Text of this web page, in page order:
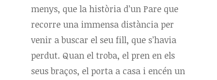
menys, que la història d’un Pare que
recorre una immensa distància per
venir a buscar el seu fill, que s’havia
perdut. Quan el troba, el pren en els
seus braços, el porta a casa i encén un